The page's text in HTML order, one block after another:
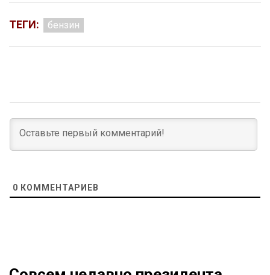
ТЕГИ: бензин
0 КОММЕНТАРИЕВ